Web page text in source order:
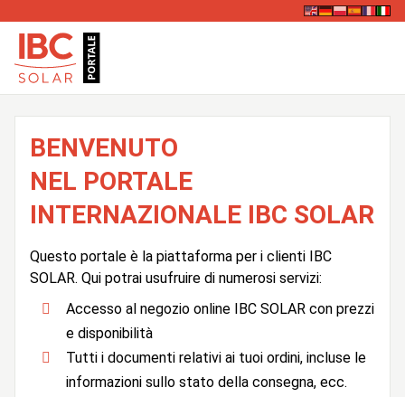
BENVENUTO
NEL PORTALE
INTERNAZIONALE IBC SOLAR
Questo portale è la piattaforma per i clienti IBC
SOLAR. Qui potrai usufruire di numerosi servizi:
Accesso al negozio online IBC SOLAR con prezzi
e disponibilità
Tutti i documenti relativi ai tuoi ordini, incluse le
informazioni sullo stato della consegna, ecc.